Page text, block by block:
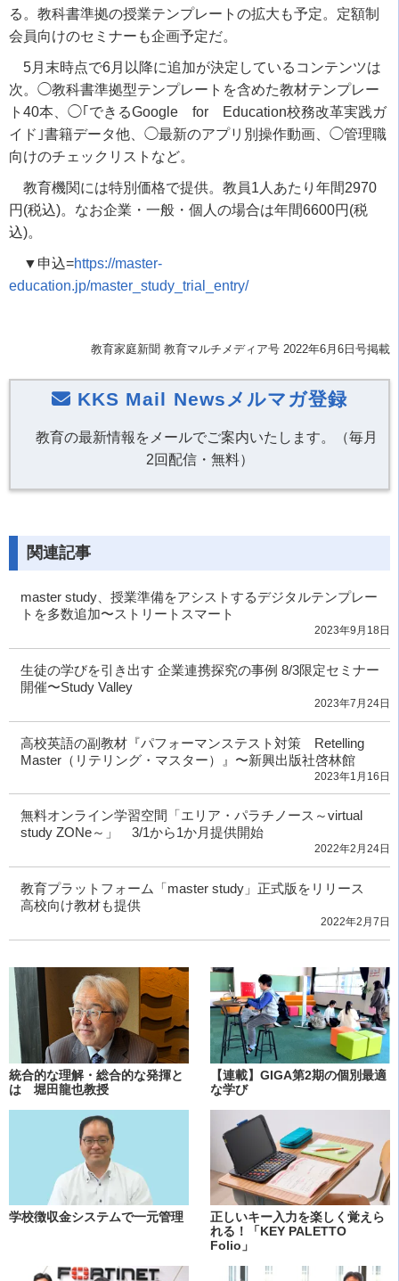
る。教科書準拠の授業テンプレートの拡大も予定。定額制
会員向けのセミナーも企画予定だ。
5月末時点で6月以降に追加が決定しているコンテンツは
次。◯教科書準拠型テンプレートを含めた教材テンプレー
ト40本、◯｢できるGoogle for Education校務改革実践ガ
イド｣書籍データ他、◯最新のアプリ別操作動画、◯管理職
向けのチェックリストなど。
教育機関には特別価格で提供。教員1人あたり年間2970
円(税込)。なお企業・一般・個人の場合は年間6600円(税
込)。
▼申込=https://master-
education.jp/master_study_trial_entry/
教育家庭新聞 教育マルチメディア号 2022年6月6日号掲載
KKS Mail Newsメルマガ登録
教育の最新情報をメールでご案内いたします。（毎月
2回配信・無料）
関連記事
master study、授業準備をアシストするデジタルテンプレー
トを多数追加〜ストリートスマート
2023年9月18日
生徒の学びを引き出す 企業連携探究の事例 8/3限定セミナー
開催〜Study Valley
2023年7月24日
高校英語の副教材『パフォーマンステスト対策 Retelling
Master（リテリング・マスター）』〜新興出版社啓林館
2023年1月16日
無料オンライン学習空間「エリア・パラチノース～virtual
study ZONe～」 3/1から1か月提供開始
2022年2月24日
教育プラットフォーム「master study」正式版をリリース
高校向け教材も提供
2022年2月7日
統合的な理解・総合的な発揮と
は 堀田龍也教授
【連載】GIGA第2期の個別最適
な学び
学校徴収金システムで一元管理
正しいキー入力を楽しく覚えら
れる！「KEY PALETTO
Folio」